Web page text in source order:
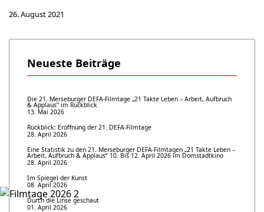
26. August 2021
Neueste Beiträge
Die 21. Merseburger DEFA-Filmtage „21 Takte Leben – Arbeit, Aufbruch
& Applaus“ im Rückblick
13. Mai 2026
Rückblick: Eröffnung der 21. DEFA-Filmtage
28. April 2026
Eine Statistik zu den 21. Merseburger DEFA-Filmtagen „21 Takte Leben –
Arbeit, Aufbruch & Applaus“ 10. Bis 12. April 2026 im Domstadtkino
28. April 2026
Im Spiegel der Kunst
08. April 2026
Durch die Linse geschaut
01. April 2026